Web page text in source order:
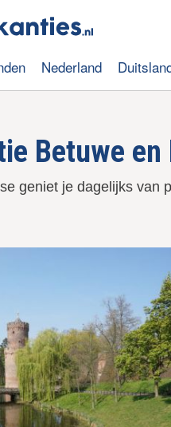
Nederland
Betuwe
geniet je dagelijks van